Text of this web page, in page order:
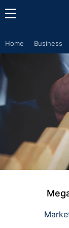
Home Business